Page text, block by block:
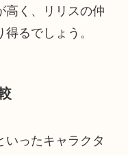
高く、リリスの仲
るでしょう。
いったキャラクタ